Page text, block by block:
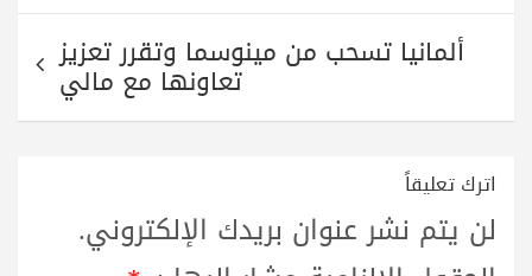
ألمانيا تسحب من مينوسما وتقرر تعزيز
تعاونها مع مالي
اترك تعليقاً
لن يتم نشر عنوان بريدك الإلكتروني.